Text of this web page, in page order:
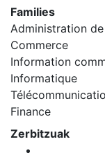
Families
Administration
Commerce
Information
Informatique
Finance
Zerbitzuak